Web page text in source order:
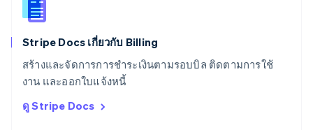
Stripe Docs เกี่ยวกับ Billing
สร้างและจัดการการชำระเงินตามรอบบิล ติดตามการใช้
งาน และออกใบแจ้งหนี้
ดู Stripe Docs
สิงคโปร์
ออสเตรเลีย
ออสเตรีย
DeutschEnglish
ItalianoEnglish